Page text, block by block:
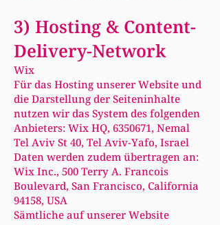
3) Hosting & Content-
Delivery-Network
Wix
Für das Hosting unserer Website und
die Darstellung der Seiteninhalte
nutzen wir das System des folgenden
Anbieters: Wix HQ, 6350671, Nemal
Tel Aviv St 40, Tel Aviv-Yafo, Israel
Daten werden zudem übertragen an:
Wix Inc., 500 Terry A. Francois
Boulevard, San Francisco, California
94158, USA
Sämtliche auf unserer Website